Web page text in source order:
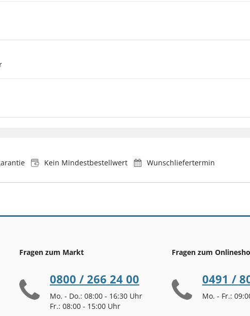
Kein Mindestbestellwert Wunschliefertermin
Fragen zum Markt
0800 / 266 24 00
Mo. - Do.: 08:00 - 16:30 Uhr
Fr.: 08:00 - 15:00 Uhr
Fragen zum
0491 /
Mo. - Fr.: